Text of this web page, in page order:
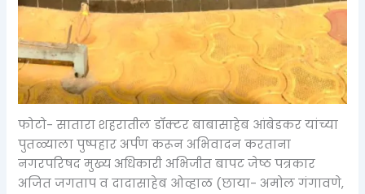
फोटो- सातारा शहरातील डॉक्टर बाबासाहेब आंबेडकर यांच्या
पुतळ्याला पुष्पहार अर्पण करून अभिवादन करताना
नगरपरिषद मुख्य अधिकारी अभिजीत बापट जेष्ठ पत्रकार
अजित जगताप व दादासाहेब ओव्हाळ (छाया- अमोल गंगावणे,